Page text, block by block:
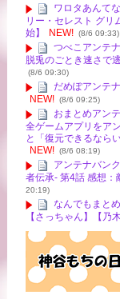
ワロタあんて
リー・セレスト グリ
始】
NEW! (8/6 09:33)
つべこアンテ
脱兎のごとき速さで
(8/6 09:30)
だめぽアンテ
NEW! (8/6 09:25)
おまとめアン
全ゲームアプリをア
と「復元できるなら
NEW! (8/6 08:19)
アンテナバン
者伝承- 第4話 感想：
20:19)
なんでもまと
【さっちゃん】【乃